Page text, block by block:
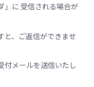
」に 受信される場合が
と、ご返信ができませ
付メールを送信いたし